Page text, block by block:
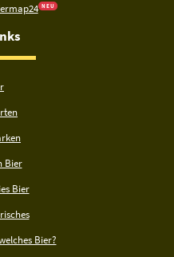
N E U
Bier
Bier
Bier?